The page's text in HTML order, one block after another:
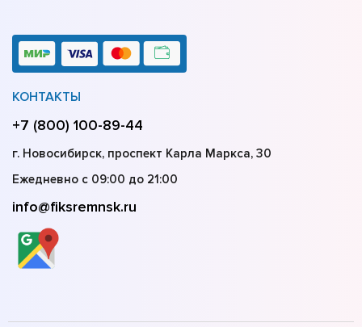
КОНТАКТЫ
+7 (800) 100-89-44
г. Новосибирск, проспект Карла Маркса, 30
Ежедневно с 09:00 до 21:00
info@fiksremnsk.ru